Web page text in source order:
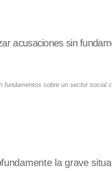
acusaciones sin
sobre un sector social
la grave